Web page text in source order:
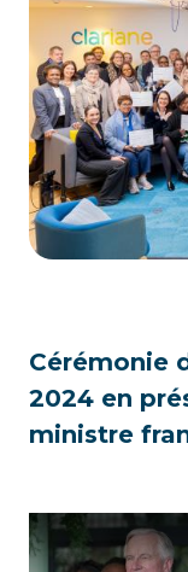
Cérémonie
2024 en
ministre